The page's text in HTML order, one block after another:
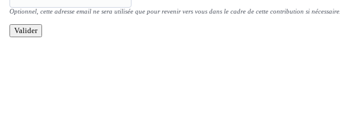
Optionnel, cette adresse email ne sera utilisée que pour revenir vers vous dans le cadre de cette contribution si nécessaire.
Valider